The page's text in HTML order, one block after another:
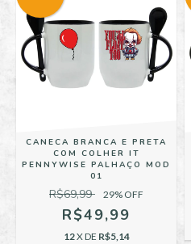
CANECA BRANCA E PRETA
COM COLHER IT
PENNYWISE PALHAÇO MOD
01
R$69,99 29% OFF
R$49,99
12X DE R$5,14